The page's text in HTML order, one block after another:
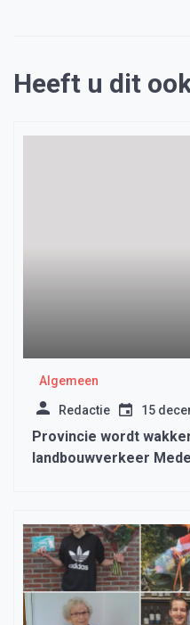
Heeft u dit
Algemeen
Redactie 15
Provincie wordt
landbouwverkeer